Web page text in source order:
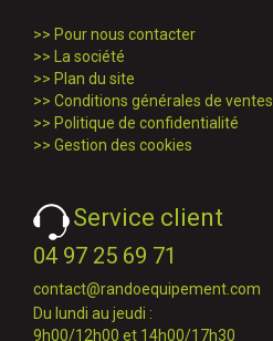
>> Pour nous contacter
>>
La société
>> Plan du site
>> Conditions générales de ventes
>> Politique de confidentialité
>> Gestion des cookies
Service client
04 97 25 69 71
contact@randoequipement.com
Du lundi au jeudi :
9h00/12h00 et 14h00/17h30